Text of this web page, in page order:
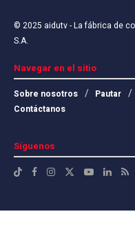
© 2025 aidutv- La fábrica de
S.A.
Navegar en el sitio
Sobre nosotros Pautar
Contáctanos
Síguenos